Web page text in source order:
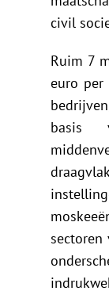
civil
Ruim 7
euro
basis
sectoren